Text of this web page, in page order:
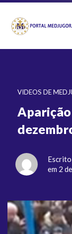
VIDEOS DE
em 2